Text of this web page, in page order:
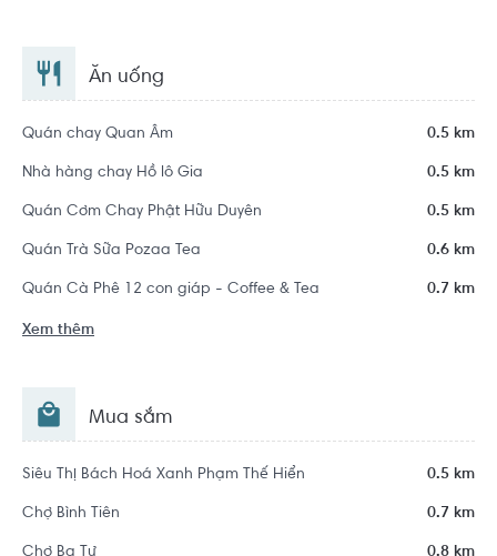
Ăn uống
Quán chay Quan Âm 0.5 km
Nhà hàng chay Hồ lô Gia 0.5 km
Quán Cơm Chay Phật Hữu Duyên 0.5 km
Quán Trà Sữa Pozaa Tea 0.6 km
Quán Cà Phê 12 con giáp - Coffee & Tea 0.7 km
Xem thêm
Mua sắm
Siêu Thị Bách Hoá Xanh Phạm Thế Hiển 0.5 km
Chợ Bình Tiên 0.7 km
Chợ Ba Tư 0.8 km